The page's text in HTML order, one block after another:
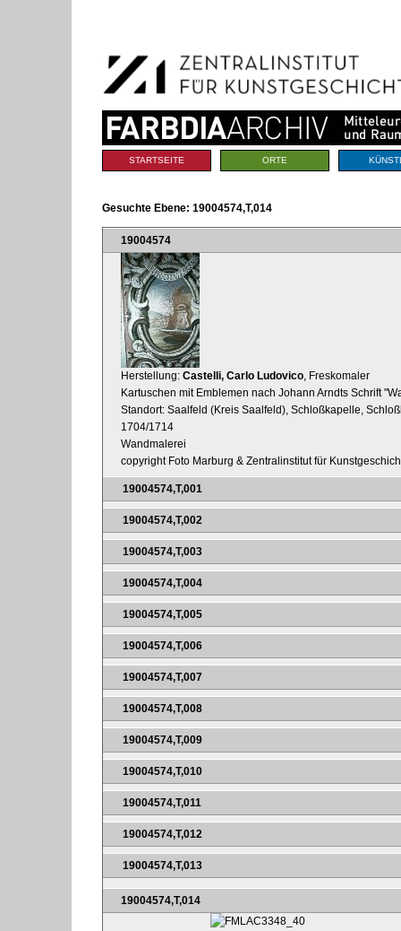
Navigation
Sektionen
STARTSEITE ORTE
Gesuchte Ebene: 19004574,T,014
19004574
Herstellung: Castelli, Carlo Ludovico , Freskomaler
Kartuschen mit Emblemen nach Johann Arndts Schrift
Standort: Saalfeld (Kreis Saalfeld), Schloßkapelle,
1704/1714
Wandmalerei
copyright Foto Marburg & Zentralinstitut für
19004574,T,001
19004574,T,002
19004574,T,003
19004574,T,004
19004574,T,005
19004574,T,006
19004574,T,007
19004574,T,008
19004574,T,009
19004574,T,010
19004574,T,011
19004574,T,012
19004574,T,013
19004574,T,014